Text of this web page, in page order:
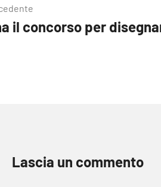
il concorso per
Lascia un commento